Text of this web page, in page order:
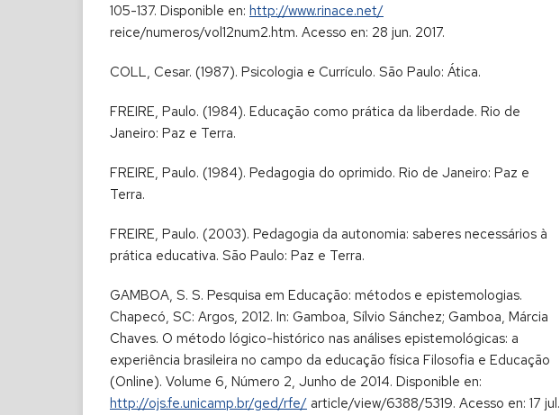
105-137. Disponible en: http://www.rinace.net/
reice/numeros/vol12num2.htm. Acesso en: 28 jun. 2017.
COLL, Cesar. (1987). Psicologia e Currículo. São Paulo: Ática.
FREIRE, Paulo. (1984). Educação como prática da liberdade. Rio de
Janeiro: Paz e Terra.
FREIRE, Paulo. (1984). Pedagogia do oprimido. Rio de Janeiro: Paz e
Terra.
FREIRE, Paulo. (2003). Pedagogia da autonomia: saberes necessários à
prática educativa. São Paulo: Paz e Terra.
GAMBOA, S. S. Pesquisa em Educação: métodos e epistemologias.
Chapecó, SC: Argos, 2012. In: Gamboa, Sílvio Sánchez; Gamboa, Márcia
Chaves. O método lógico-histórico nas análises epistemológicas: a
experiência brasileira no campo da educação física Filosofia e Educação
(Online). Volume 6, Número 2, Junho de 2014. Disponible en:
http://ojs.fe.unicamp.br/ged/rfe/ article/view/6388/5319. Acesso en: 17 jul.